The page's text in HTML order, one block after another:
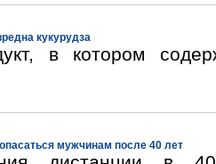
кукурудза
в котором
мужчинам после 40 лет